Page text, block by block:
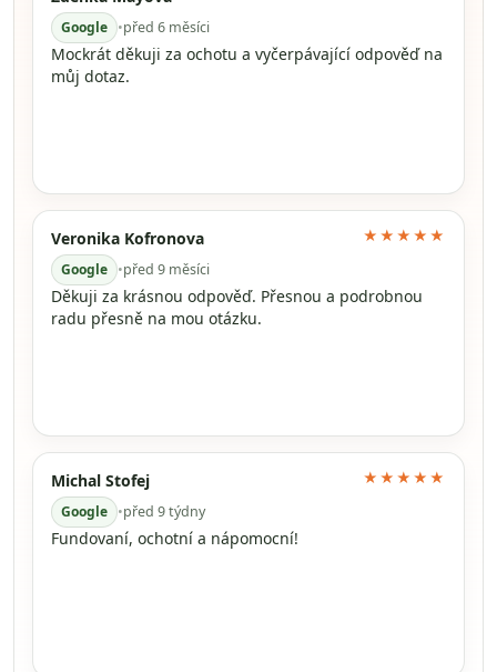
Google •před 6 měsíci
Mockrát děkuji za ochotu a vyčerpávající odpověď na
můj dotaz.
Veronika Kofronova
Google •před 9 měsíci
★★★★★
Děkuji za krásnou odpověď. Přesnou a podrobnou
radu přesně na mou otázku.
Michal Stofej
Google •před 9 týdny
★★★★★
Fundovaní, ochotní a nápomocní!